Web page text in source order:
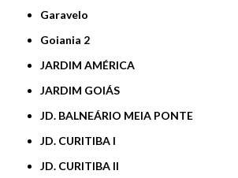
Garavelo
Goiania 2
JARDIM AMÉRICA
JARDIM GOIÁS
JD. BALNEÁRIO MEIA PONTE
JD. CURITIBA I
JD. CURITIBA II